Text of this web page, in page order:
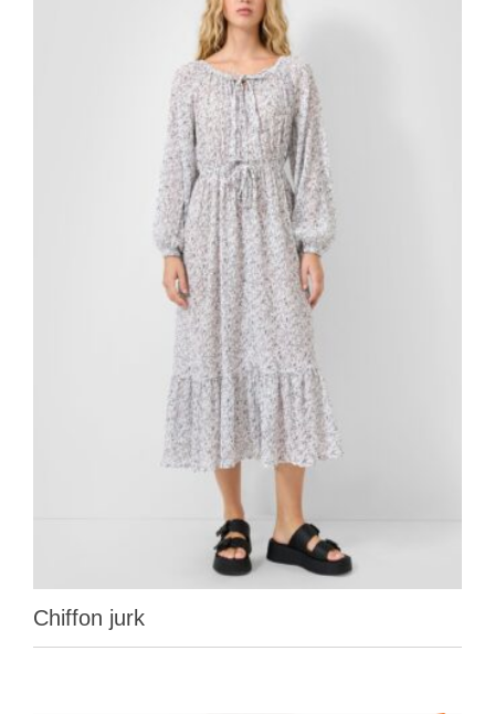
Chiffon jurk